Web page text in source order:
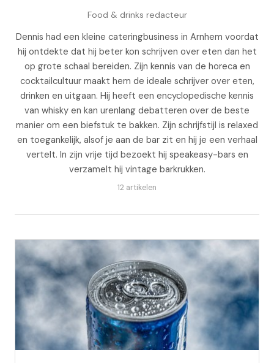
Food & drinks redacteur
Dennis had een kleine cateringbusiness in Arnhem voordat
hij ontdekte dat hij beter kon schrijven over eten dan het
op grote schaal bereiden. Zijn kennis van de horeca en
cocktailcultuur maakt hem de ideale schrijver over eten,
drinken en uitgaan. Hij heeft een encyclopedische kennis
van whisky en kan urenlang debatteren over de beste
manier om een biefstuk te bakken. Zijn schrijfstijl is relaxed
en toegankelijk, alsof je aan de bar zit en hij je een verhaal
vertelt. In zijn vrije tijd bezoekt hij speakeasy-bars en
verzamelt hij vintage barkrukken.
12 artikelen